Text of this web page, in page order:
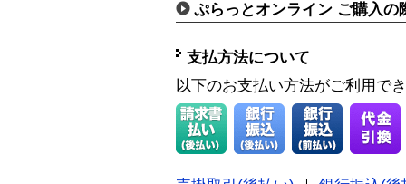
ぷらっとオンライン ご購入の
支払方法について
以下のお支払い方法がご利用で